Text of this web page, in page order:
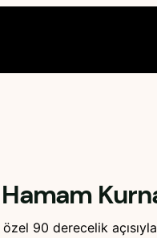
90 derecelik